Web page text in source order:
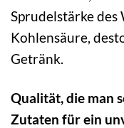
Sprudelstärke des
Kohlensäure,
Getränk.
Qualität, die man
Zutaten für ein